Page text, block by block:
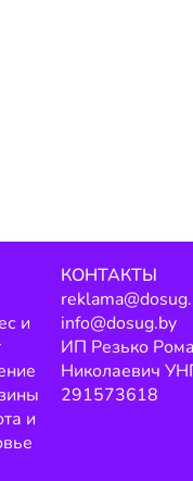
и
и
КОНТАКТЫ
info@dosug.by
ИП Резько
Николаевич
291573618